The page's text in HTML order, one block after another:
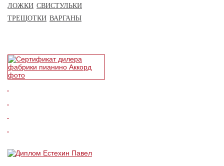
ЛОЖКИ СВИСТУЛЬКИ
ТРЕЩОТКИ ВАРГАНЫ